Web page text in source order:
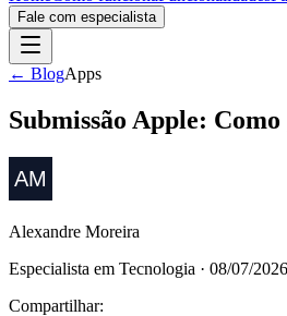
Fale com especialista
← BlogApps
Submissão Apple:
Alexandre Moreira
Especialista em Tecnologia · 08/07/2026
Compartilhar: